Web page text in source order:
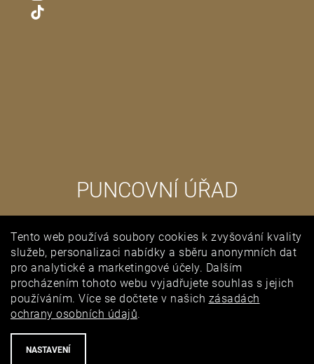
Tento web používá soubory cookies k zvyšování kvality
služeb, personalizaci nabídky a sběru anonymních dat
pro analytické a marketingové účely. Dalším
procházením tohoto webu vyjadřujete souhlas s jejich
používáním. Více se dočtete v našich zásadách
ochrany osobních údajů.
NASTAVENÍ
PUNCOVNÍ ÚŘAD